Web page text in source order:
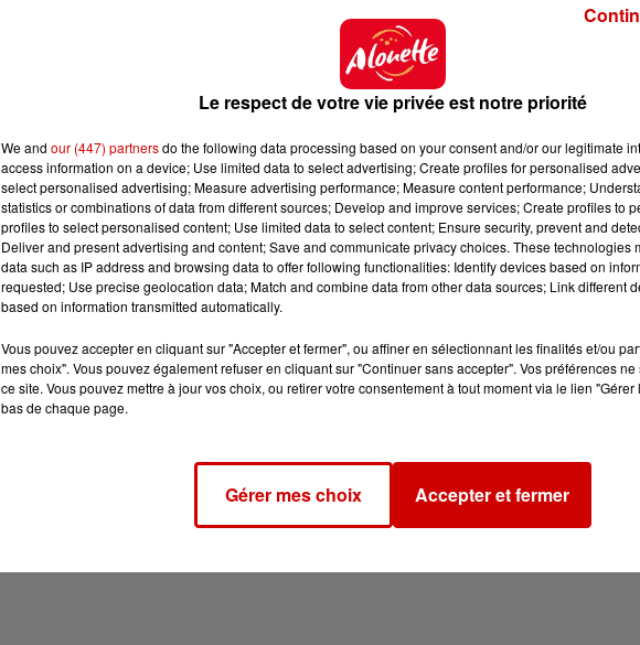
Le respect de votre vie privée est notre priorité
We and our (447) partnersdo the following data processing based on your consent and/or our legitimate
access information on a device; Use limited data to select advertising; Create profiles for personalised
select personalised advertising; Measure advertising performance; Measure content performance;
statistics or combinations of data from different sources; Develop and improve services; Create profiles to
profiles to select personalised content; Use limited data to select content; Ensure security, prevent and
Deliver and present advertising and content; Save and communicate privacy choices. These technologies
data such as IP address and browsing data to offer following functionalities: Identify devices based on
requested; Use precise geolocation data; Match and combine data from other data sources; Link different
based on information transmitted automatically.
Vous pouvez accepter en cliquant sur "Accepter et fermer", ou affiner en sélectionnant les finalités et/ou
mes choix". Vous pouvez également refuser en cliquant sur "Continuer sans accepter". Vos préférences
ce site. Vous pouvez mettre à jour vos choix, ou retirer votre consentement à tout moment via le lien
bas de chaque page.
Gérer mes choix Accepter et fermer